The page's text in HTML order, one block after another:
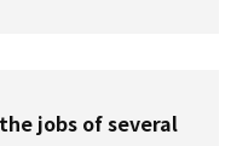
jobs of several